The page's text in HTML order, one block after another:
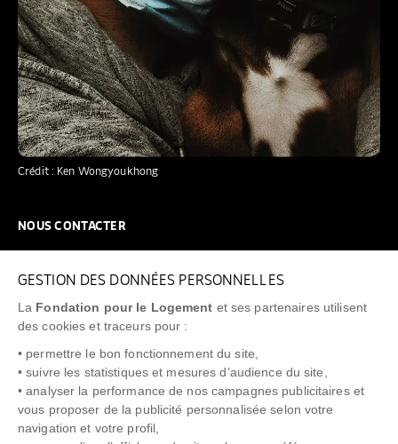
GESTION DES DONNÉES PERSONNELLES
La Fondation pour le Logement et ses partenaires utilisent
des cookies et traceurs pour :
• permettre le bon fonctionnement du site,
• suivre les statistiques et mesures d’audience du site,
• analyser la performance de nos campagnes publicitaires et
vous proposer de la publicité personnalisée selon votre
navigation et votre profil,
Crédit : Ken Wongyoukhong
NOUS CONTACTER
FAQ
NEWSLETTER
"Allô Prévention Expulsion" 0805 299 049